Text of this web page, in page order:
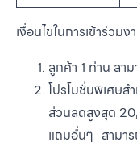
เงื่อนไขในการเข้าร่วมง
ลูกค้า 1 ท่าน สา
โปรโมชั่นพิเศษส
ส่วนลดสูงสุด
แถมอื่นๆ สามาร